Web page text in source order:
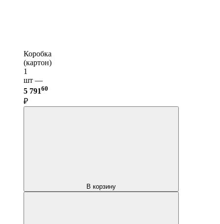
Коробка
(картон)
1
шт —
5 79160
₽
В корзину